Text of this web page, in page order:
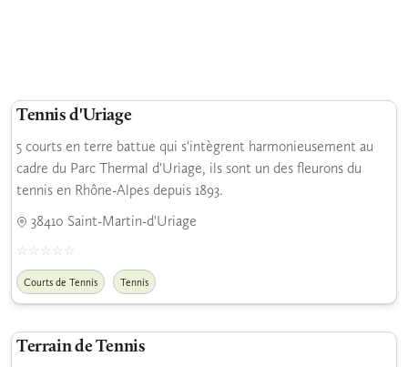
Tennis d'Uriage
5 courts en terre battue qui s'intègrent harmonieusement au
cadre du Parc Thermal d'Uriage, ils sont un des fleurons du
tennis en Rhône-Alpes depuis 1893.
38410 Saint-Martin-d'Uriage
Courts de Tennis Tennis
Terrain de Tennis